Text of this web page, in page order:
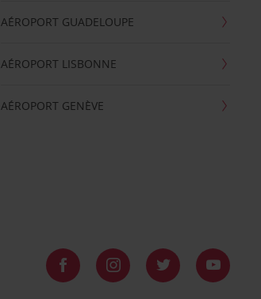
AÉROPORT GUADELOUPE
AÉROPORT LISBONNE
AÉROPORT GENÈVE